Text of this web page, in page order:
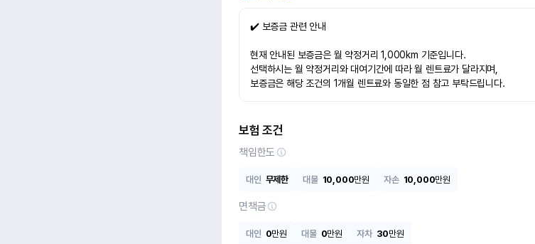
✔️ 보증금 관련 안내
현재 안내된 보증금은 월 약정거리 1,000km 기준입니다.
선택하시는 월 약정거리와 대여기간에 따라 월 렌트료가 달라지며,
보증금은 해당 조건의 1개월 렌트료와 동일한 점 참고 부탁드립니다.
보험 조건
책임한도
대인 무제한 대물 10,000만원 자손 10,000만원
면책금
대인 0만원 대물 0만원 자차 30만원